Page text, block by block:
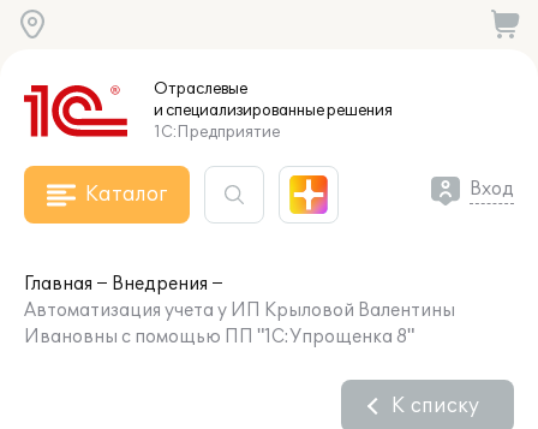
Отраслевые
и специализированныерешения
1С:Предприятие
Каталог Вход
Главная
Внедрения
Автоматизация учета у ИП Крыловой Валентины
Ивановны с помощью ПП "1С:Упрощенка 8"
К списку